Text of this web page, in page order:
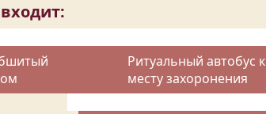
Ритуальный автобус к
месту захоронения